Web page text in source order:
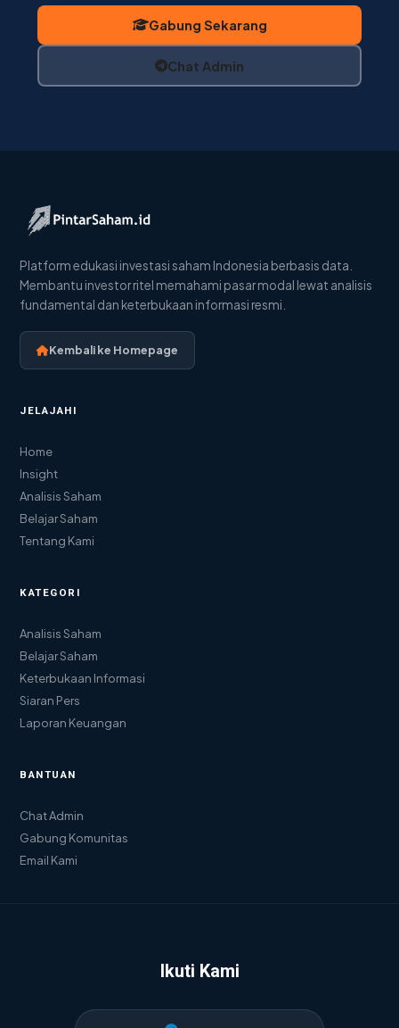
Gabung Sekarang
Chat Admin
Platform edukasi investasi saham Indonesia berbasis data.
Membantu investor ritel memahami pasar modal lewat analisis
fundamental dan keterbukaan informasi resmi.
Kembali ke Homepage
JELAJAHI
Home
Insight
Analisis Saham
Belajar Saham
Tentang Kami
KATEGORI
Analisis Saham
Belajar Saham
Keterbukaan Informasi
Siaran Pers
Laporan Keuangan
BANTUAN
Chat Admin
Gabung Komunitas
Email Kami
Ikuti Kami